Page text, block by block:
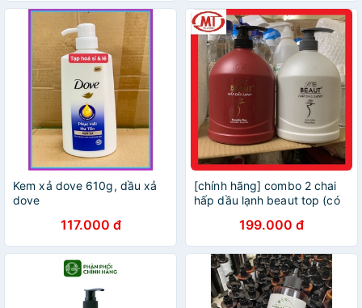
Kem xả dove 610g, dầu xả
dove
117.000 đ
[chính hãng] combo 2 chai
hấp dầu lạnh beaut top (có
199.000 đ